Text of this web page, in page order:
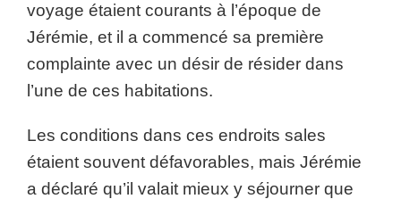
voyage étaient courants à l’époque de
Jérémie, et il a commencé sa première
complainte avec un désir de résider dans
l’une de ces habitations.
Les conditions dans ces endroits sales
étaient souvent défavorables, mais Jérémie
a déclaré qu’il valait mieux y séjourner que